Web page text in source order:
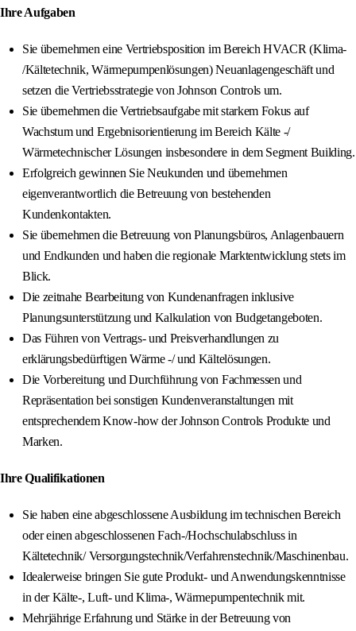
Ihre Aufgaben
Sie übernehmen eine Vertriebsposition im Bereich HVACR (Klima-
/Kältetechnik, Wärmepumpenlösungen) Neuanlagengeschäft und
setzen die Vertriebsstrategie von Johnson Controls um.
Sie übernehmen die Vertriebsaufgabe mit starkem Fokus auf
Wachstum und Ergebnisorientierung im Bereich Kälte -/
Wärmetechnischer Lösungen insbesondere in dem Segment Building.
Erfolgreich gewinnen Sie Neukunden und übernehmen
eigenverantwortlich die Betreuung von bestehenden
Kundenkontakten.
Sie übernehmen die Betreuung von Planungsbüros, Anlagenbauern
und Endkunden und haben die regionale Marktentwicklung stets im
Blick.
Die zeitnahe Bearbeitung von Kundenanfragen inklusive
Planungsunterstützung und Kalkulation von Budgetangeboten.
Das Führen von Vertrags- und Preisverhandlungen zu
erklärungsbedürftigen Wärme -/ und Kältelösungen.
Die Vorbereitung und Durchführung von Fachmessen und
Repräsentation bei sonstigen Kundenveranstaltungen mit
entsprechendem Know-how der Johnson Controls Produkte und
Marken.
Ihre Qualifikationen
Sie haben eine abgeschlossene Ausbildung im technischen Bereich
oder einen abgeschlossenen Fach-/Hochschulabschluss in
Kältetechnik/ Versorgungstechnik/Verfahrenstechnik/Maschinenbau.
Idealerweise bringen Sie gute Produkt- und Anwendungskenntnisse
in der Kälte-, Luft- und Klima-, Wärmepumpentechnik mit.
Mehrjährige Erfahrung und Stärke in der Betreuung von